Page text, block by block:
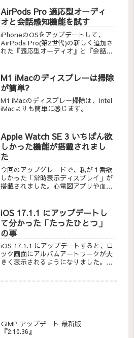
AirPods Pro 適応型オーディ
オと会話感知機能を試す
iPhoneのOSをアップデートして、
AirPods Pro(第2世代)の新しく追加さ
れた『適応型オーディオ』と『会話感
ていたのですが、どのように違うかを
検証してみたいと思います。
M1 iMacのディスプレーは掃除
が簡単?
M1 iMacのディスプレー掃除は、Intel
iMacよりも簡単に感じます。
Apple Watch SE 3 いちばん欲
しかった機能が搭載されまし
た
今回のアップグレードで、私が１番欲
しかった「常時表示ディスプレイ」が
搭載されました。心電図アプリや血中
んが、私の様に不要な方には SE 3 で
十分だと思います。
iOS 17.1.1 にアップデートし
て分かった「たったひとつ」
の事
iOS 17.1.1 にアップデートすると、ロ
ック画面にアルバムアートワークが大
きく表示されるようになりました。待
GIMP アップデート 最新版
『2.10.36』